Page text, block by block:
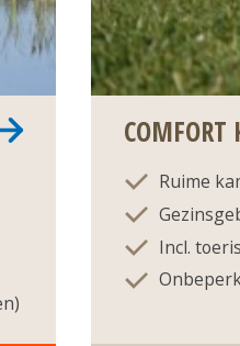
COMFORT
Ruime
Incl.